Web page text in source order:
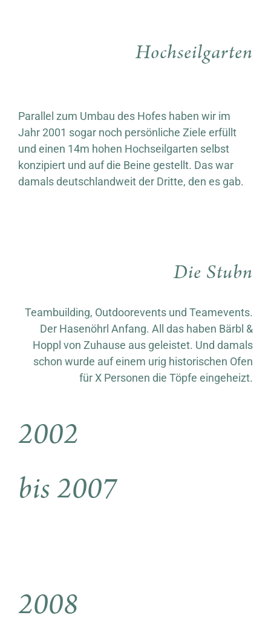
Hochseilgarten
Parallel zum Umbau des Hofes haben wir im
Jahr 2001 sogar noch persönliche Ziele erfüllt
und einen 14m hohen Hochseilgarten selbst
konzipiert und auf die Beine gestellt. Das war
damals deutschlandweit der Dritte, den es gab.
Die Stubn
Teambuilding, Outdoorevents und Teamevents.
Der Hasenöhrl Anfang. All das haben Bärbl &
Hoppl von Zuhause aus geleistet. Und damals
schon wurde auf einem urig historischen Ofen
für X Personen die Töpfe eingeheizt.
2002
bis 2007
2008